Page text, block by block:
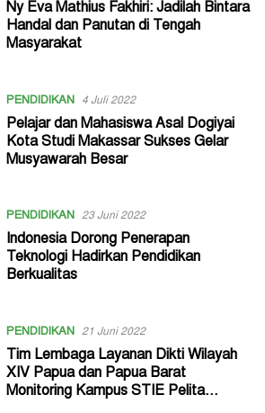
Ny Eva Mathius Fakhiri: Jadilah Bintara
Handal dan Panutan di Tengah
Masyarakat
PENDIDIKAN 4 Juli 2022
Pelajar dan Mahasiswa Asal Dogiyai
Kota Studi Makassar Sukses Gelar
Musyawarah Besar
PENDIDIKAN 23 Juni 2022
Indonesia Dorong Penerapan
Teknologi Hadirkan Pendidikan
Berkualitas
PENDIDIKAN 21 Juni 2022
Tim Lembaga Layanan Dikti Wilayah
XIV Papua dan Papua Barat
Monitoring Kampus STIE Pelita